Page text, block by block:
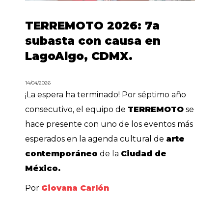
TERREMOTO 2026: 7a
subasta con causa en
LagoAlgo, CDMX.
14/04/2026
¡La espera ha terminado! Por séptimo año
consecutivo, el equipo de TERREMOTO se
hace presente con uno de los eventos más
esperados en la agenda cultural de arte
contemporáneo de la Ciudad de
México.
Por Giovana Carlón